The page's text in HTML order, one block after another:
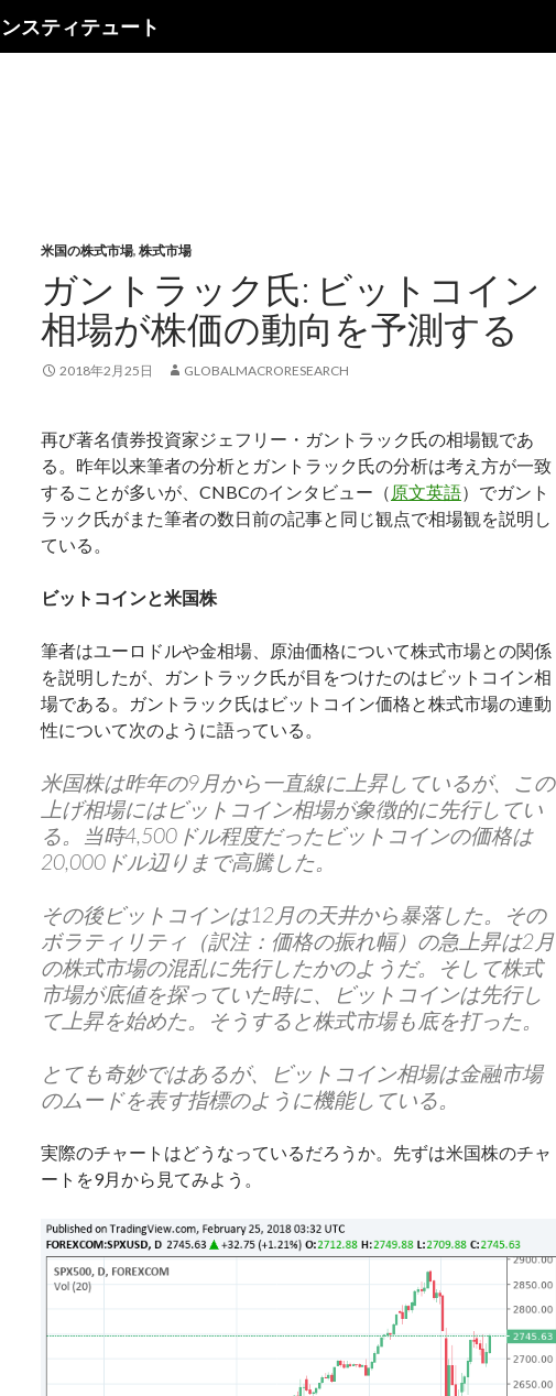
スティテュート
米国の株式市場, 株式市場
ガントラック氏: ビットコイン
相場が株価の動向を予測する
2018年2月25日 GLOBALMACRORESEARCH
再び著名債券投資家ジェフリー・ガントラック氏の相場観であ
る。昨年以来筆者の分析とガントラック氏の分析は考え方が一致
することが多いが、CNBCのインタビュー（ 原文英語）でガント
ラック氏がまた筆者の数日前の記事と同じ観点で相場観を説明し
ている。
ビットコインと米国株
筆者はユーロドルや金相場、原油価格について株式市場との関係
を説明したが、ガントラック氏が目をつけたのはビットコイン相
場である。ガントラック氏はビットコイン価格と株式市場の連動
性について次のように語っている。
米国株は昨年の9月から一直線に上昇しているが、この
上げ相場にはビットコイン相場が象徴的に先行してい
る。当時4,500ドル程度だったビットコインの価格は
20,000ドル辺りまで高騰した。
その後ビットコインは12月の天井から暴落した。その
ボラティリティ（訳注：価格の振れ幅）の急上昇は2月
の株式市場の混乱に先行したかのようだ。そして株式
市場が底値を探っていた時に、ビットコインは先行し
て上昇を始めた。そうすると株式市場も底を打った。
とても奇妙ではあるが、ビットコイン相場は金融市場
のムードを表す指標のように機能している。
実際のチャートはどうなっているだろうか。先ずは米国株のチャ
ートを9月から見てみよう。